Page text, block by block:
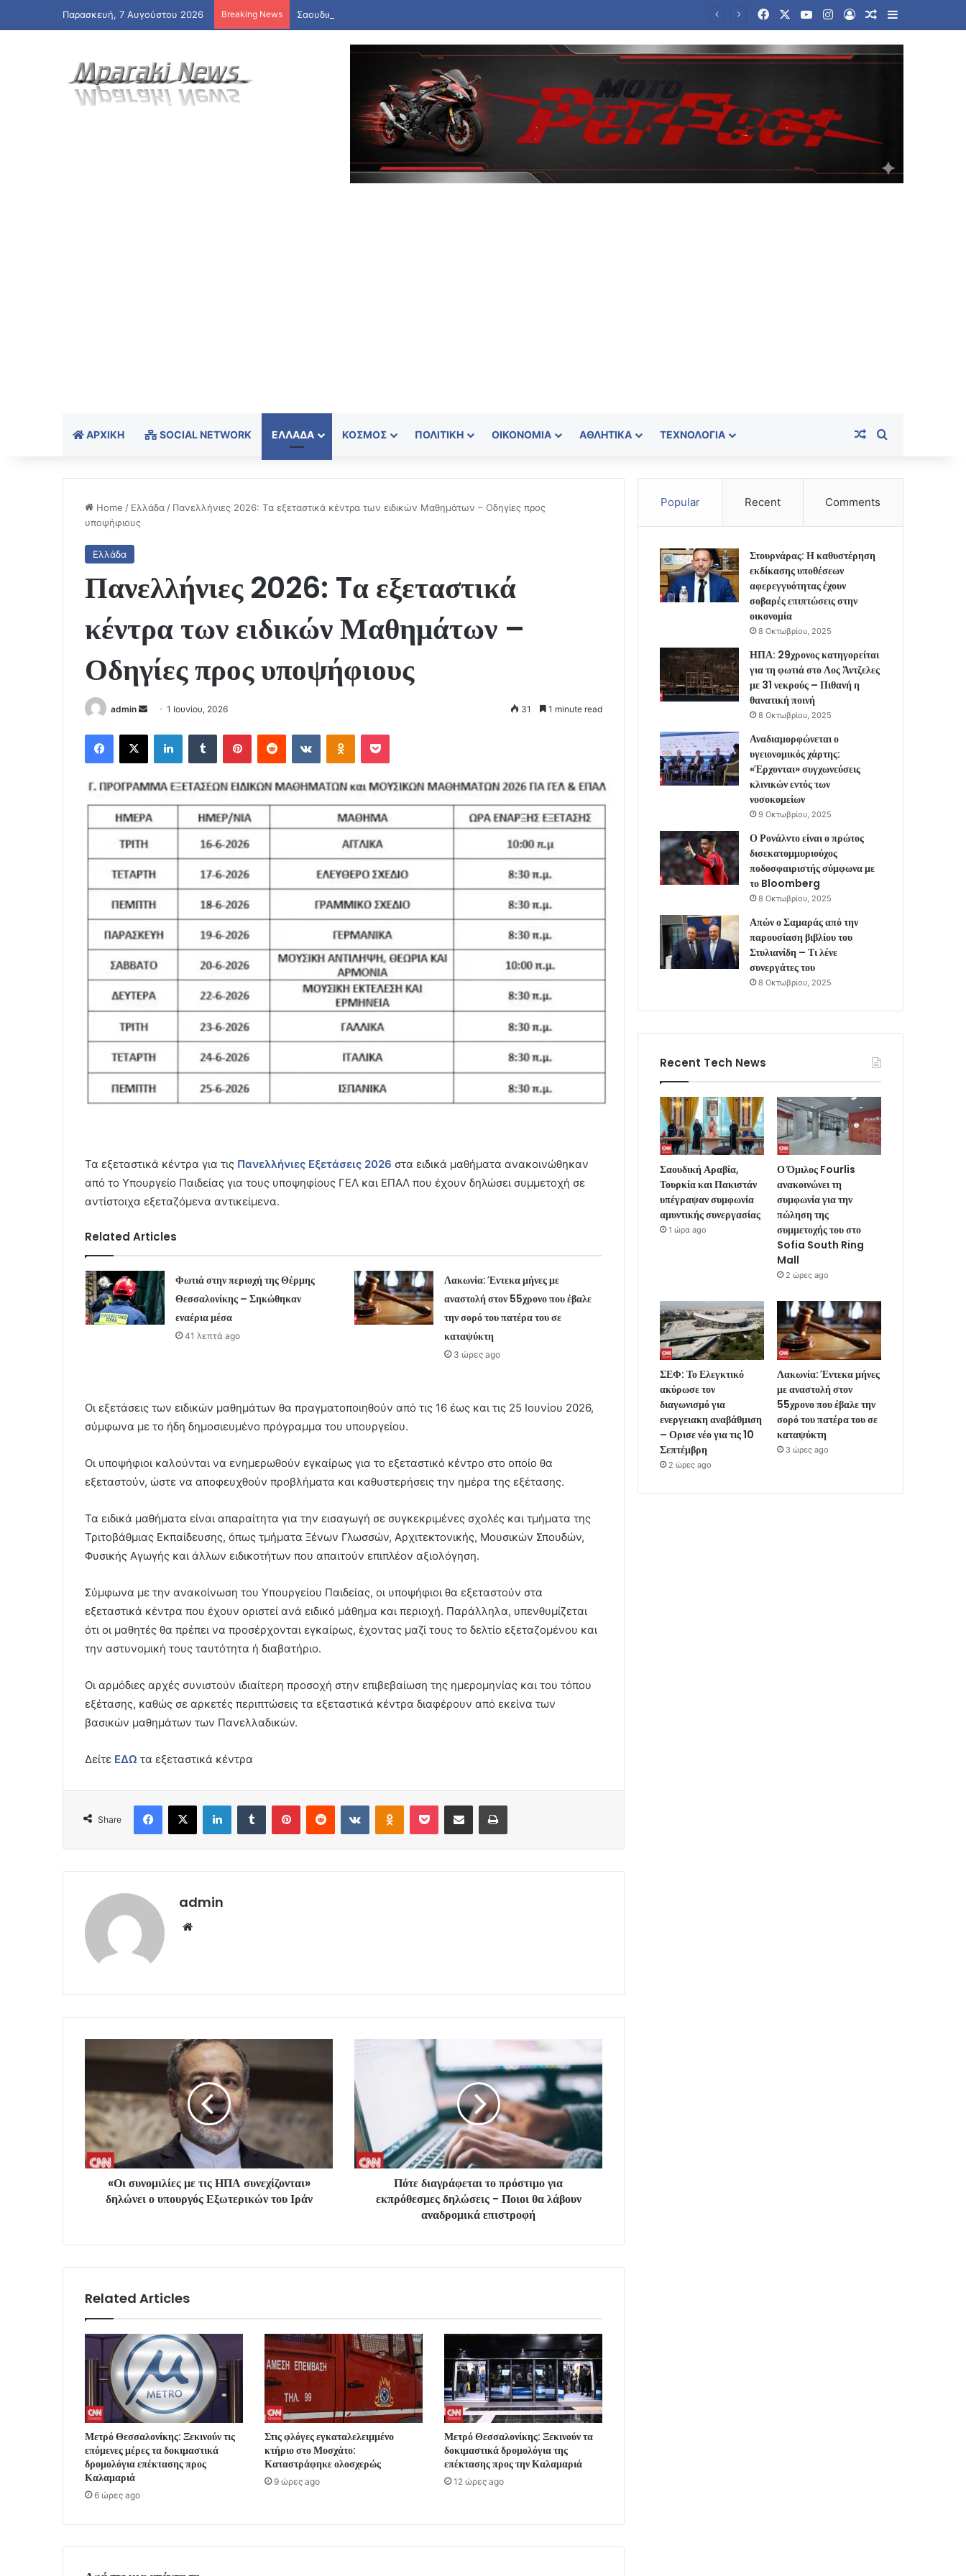
Παρασκευή, 7 Αυγούστου 2026 Breaking News Σαουδική Αραβία, Τουρκία και Πακιστάν υπέγραψαν συμφωνία αμυντικής συνεργασίας FacebookYouTubeInstagram
Log InRandom Article
Sidebar
ΑΡΧΙΚΉ SOCIAL NETWORK ΕΛΛΆΔΑ ΚΌΣΜΟΣ ΠΟΛΙΤΙΚΉ ΟΙΚΟΝΟΜΊΑ ΑΘΛΗΤΙΚΆ ΤΕΧΝΟΛΟΓΊΑ Random Article
Home / Ελλάδα / Πανελλήνιες 2026: Tα εξεταστικά κέντρα των ειδικών Μαθημάτων – Οδηγίες προς
υποψήφιους
Ελλάδα
Πανελλήνιες 2026: Tα εξεταστικά
κέντρα των ειδικών Μαθημάτων –
Οδηγίες προς υποψήφιους
admin
Send
email
1 Ιουνίου, 2026 31 1 minute read
Facebook
X LinkedInTumblr PinterestReddit VKontakteOdnoklassniki
Pocket
Τα εξεταστικά κέντρα για τις Πανελλήνιες Εξετάσεις 2026 στα ειδικά μαθήματα ανακοινώθηκαν
από το Υπουργείο Παιδείας για τους υποψηφίους ΓΕΛ και ΕΠΑΛ που έχουν δηλώσει συμμετοχή σε
αντίστοιχα εξεταζόμενα αντικείμενα.
Related Articles
Φωτιά στην περιοχή της Θέρμης
Θεσσαλονίκης – Σηκώθηκαν
εναέρια μέσα
41 λεπτά ago
Λακωνία: Έντεκα μήνες με
αναστολή στον 55χρονο που έβαλε
την σορό του πατέρα του σε
καταψύκτη
3 ώρες ago
Οι εξετάσεις των ειδικών μαθημάτων θα πραγματοποιηθούν από τις 16 έως και τις 25 Ιουνίου 2026,
σύμφωνα με το ήδη δημοσιευμένο πρόγραμμα του υπουργείου.
Οι υποψήφιοι καλούνται να ενημερωθούν εγκαίρως για το εξεταστικό κέντρο στο οποίο θα
εξεταστούν, ώστε να αποφευχθούν προβλήματα και καθυστερήσεις την ημέρα της εξέτασης.
Τα ειδικά μαθήματα είναι απαραίτητα για την εισαγωγή σε συγκεκριμένες σχολές και τμήματα της
Τριτοβάθμιας Εκπαίδευσης, όπως τμήματα Ξένων Γλωσσών, Αρχιτεκτονικής, Μουσικών Σπουδών,
Φυσικής Αγωγής και άλλων ειδικοτήτων που απαιτούν επιπλέον αξιολόγηση.
Σύμφωνα με την ανακοίνωση του Υπουργείου Παιδείας, οι υποψήφιοι θα εξεταστούν στα
εξεταστικά κέντρα που έχουν οριστεί ανά ειδικό μάθημα και περιοχή. Παράλληλα, υπενθυμίζεται
ότι οι μαθητές θα πρέπει να προσέρχονται εγκαίρως, έχοντας μαζί τους το δελτίο εξεταζομένου και
την αστυνομική τους ταυτότητα ή διαβατήριο.
Οι αρμόδιες αρχές συνιστούν ιδιαίτερη προσοχή στην επιβεβαίωση της ημερομηνίας και του τόπου
εξέτασης, καθώς σε αρκετές περιπτώσεις τα εξεταστικά κέντρα διαφέρουν από εκείνα των
βασικών μαθημάτων των Πανελλαδικών.
Δείτε ΕΔΩ τα εξεταστικά κέντρα
Share
Facebook
X LinkedInTumblr PinterestReddit VKontakteOdnoklassniki
Pocket Share via Email Print
admin
«Οι συνομιλίες με τις ΗΠΑ συνεχίζονται»
δηλώνει ο υπουργός Εξωτερικών του Ιράν
Πότε διαγράφεται το πρόστιμο για
εκπρόθεσμες δηλώσεις - Ποιοι θα λάβουν
αναδρομικά επιστροφή
Related Articles
Μετρό Θεσσαλονίκης: Ξεκινούν τις
επόμενες μέρες τα δοκιμαστικά
δρομολόγια επέκτασης προς
Καλαμαριά
6 ώρες ago
Στις φλόγες εγκαταλελειμμένο
κτήριο στο Μοσχάτο:
Καταστράφηκε ολοσχερώς
9 ώρες ago
Μετρό Θεσσαλονίκης: Ξεκινούν τα
δοκιμαστικά δρομολόγια της
επέκτασης προς την Καλαμαριά
12 ώρες ago
Popular Recent Comments
Στουρνάρας: Η καθυστέρηση
εκδίκασης υποθέσεων
αφερεγγυότητας έχουν
σοβαρές επιπτώσεις στην
οικονομία
8 Οκτωβρίου, 2025
ΗΠΑ: 29χρονος κατηγορείται
για τη φωτιά στο Λος Άντζελες
με 31 νεκρούς – Πιθανή η
θανατική ποινή
8 Οκτωβρίου, 2025
Αναδιαμορφώνεται ο
υγειονομικός χάρτης:
«Έρχονται» συγχωνεύσεις
κλινικών εντός των
νοσοκομείων
9 Οκτωβρίου, 2025
Ο Ρονάλντο είναι ο πρώτος
δισεκατομμυριούχος
ποδοσφαιριστής σύμφωνα με
το Bloomberg
8 Οκτωβρίου, 2025
Απών ο Σαμαράς από την
παρουσίαση βιβλίου του
Στυλιανίδη – Τι λένε
συνεργάτες του
8 Οκτωβρίου, 2025
Recent Tech News
Σαουδική Αραβία,
Τουρκία και Πακιστάν
υπέγραψαν συμφωνία
αμυντικής συνεργασίας
1 ώρα ago
Ο Όμιλος Fourlis
ανακοινώνει τη
συμφωνία για την
πώληση της
συμμετοχής του στο
Sofia South Ring
Mall
2 ώρες ago
ΣΕΦ: Το Ελεγκτικό
ακύρωσε τον
διαγωνισμό για
ενεργειακη αναβάθμιση
– Ορισε νέο για τις 10
Σεπτέμβρη
2 ώρες ago
Λακωνία: Έντεκα μήνες
με αναστολή στον
55χρονο που έβαλε την
σορό του πατέρα του σε
καταψύκτη
3 ώρες ago